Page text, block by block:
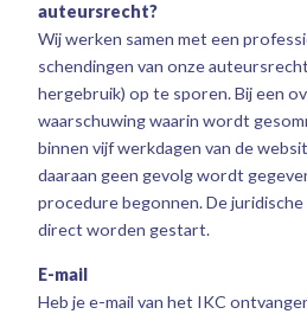
auteursrecht?
Wij werken samen met een
schendingen van onze
hergebruik) op te sporen. Bij een
waarschuwing waarin wordt
binnen vijf werkdagen van de
daaraan geen gevolg wordt
procedure begonnen. De
direct worden gestart.
E-mail
Heb je e-mail van het IKC